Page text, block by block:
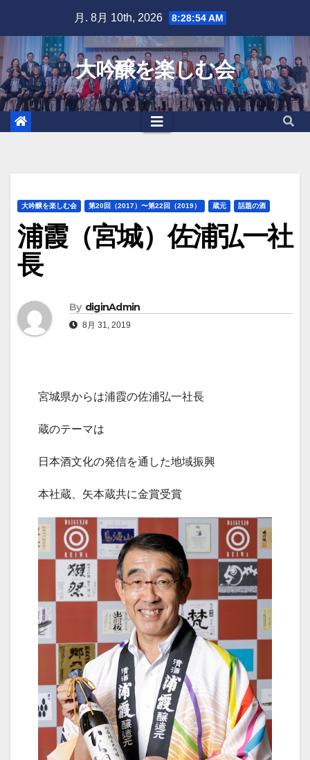
content
月. 8月 10th, 2026 8:28:55 AM
大吟醸を楽しむ会
大吟醸を楽しむ会 第20回（2017）〜第22回（2019） 蔵元 話題の酒
浦霞（宮城）佐浦弘一社
長
By diginAdmin
8月 31, 2019
宮城県からは浦霞の佐浦弘一社長
蔵のテーマは
日本酒文化の発信を通した地域振興
本社蔵、矢本蔵共に金賞受賞